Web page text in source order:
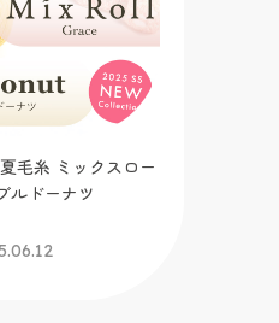
毛糸 ミックスロー
ルドーナツ